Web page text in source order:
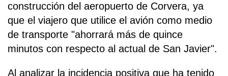
construcción del aeropuerto de Corvera, ya
que el viajero que utilice el avión como medio
de transporte "ahorrará más de quince
minutos con respecto al actual de San Javier".
Al analizar la incidencia positiva que ha tenido